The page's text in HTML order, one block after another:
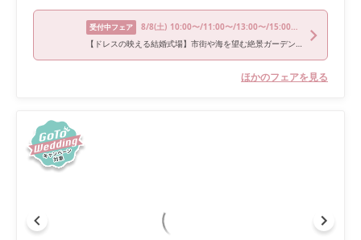
受付中フェア 8/8(土) 10:00〜/11:00〜/13:00〜/15:00〜/16:00〜
【ドレスの映える結婚式場】市街や海を望む絶景ガーデンを貸切
ほかのフェアを見る